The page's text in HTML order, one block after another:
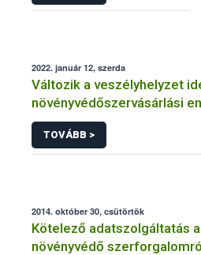
2022. január 12, szerda
Változik a veszélyhelyzet
növényvédőszervásárlási
kapcsolatos szabályozás
TOVÁBB >
2014. október 30, csütörtök
Kötelező adatszolgáltatás
növényvédő